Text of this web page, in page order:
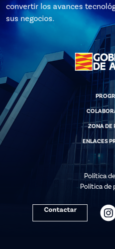
convertir los avances
sus negocios.
ZONA DE
ENLACES
Política
Política de
Contactar